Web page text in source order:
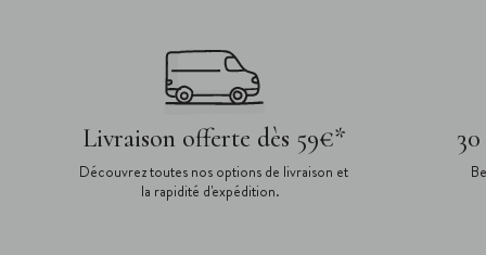
Livraison offerte dès 59€*
Découvrez toutes nos options de livraison et
la rapidité d'expédition.